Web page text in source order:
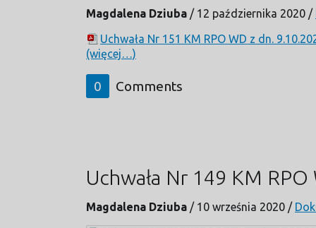
Magdalena Dziuba / 12 października 2020 /
Uchwała Nr 151 KM RPO WD z dn.
(więcej…)
0 Comments
Uchwała Nr 149 KM
Magdalena Dziuba / 10 września 2020 /